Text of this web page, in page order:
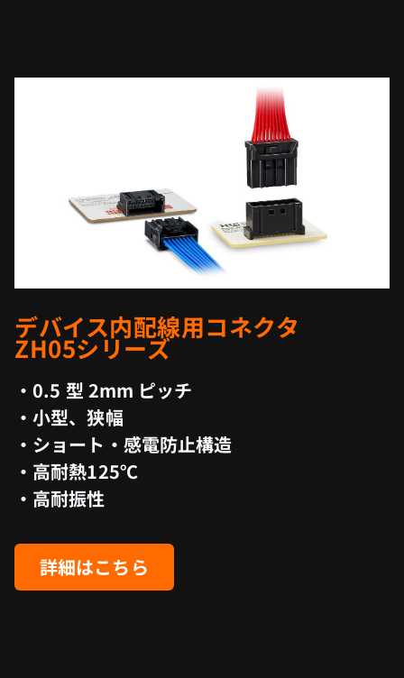
デバイス内配線用コネクタ
ZH05シリーズ
・0.5 型 2mm ピッチ
・小型、狭幅
・ショート・感電防止構造
・高耐熱125℃
・高耐振性
詳細はこちら